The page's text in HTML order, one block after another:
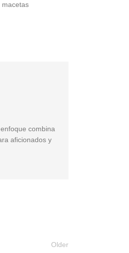
macetas
combina
aficionados y
Older